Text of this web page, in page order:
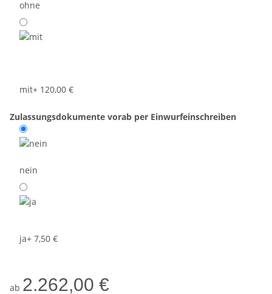
ohne
mit+ 120,00 €
Zulassungsdokumente vorab per Einwurfeinschreiben
nein
ja+ 7,50 €
ab 2.262,00 €